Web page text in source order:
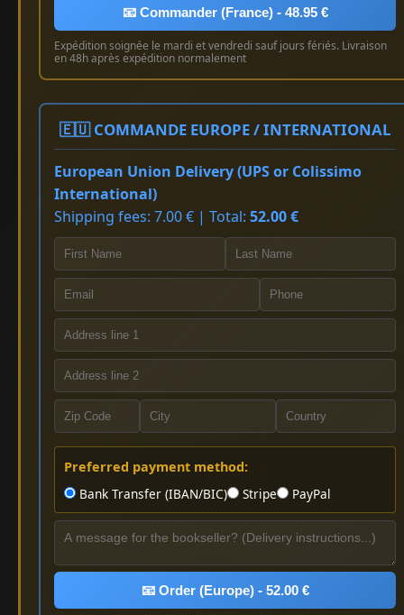
📧 Commander (France) - 48.95 €
Expédition soignée le mardi et vendredi sauf jours fériés. Livraison
en 48h après expédition normalement
🇪🇺 COMMANDE EUROPE / INTERNATIONAL
European Union Delivery (UPS or Colissimo
International)
Shipping fees: 7.00 € | Total: 52.00 €
Preferred payment method:
Bank Transfer (IBAN/BIC)
Stripe PayPal
📧 Order (Europe) - 52.00 €